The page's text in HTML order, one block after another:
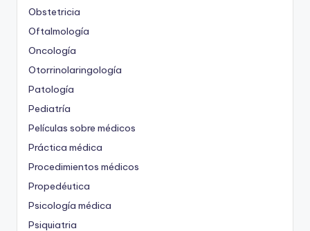
Obstetricia
Oftalmología
Oncología
Otorrinolaringología
Patología
Pediatría
Películas sobre médicos
Práctica médica
Procedimientos médicos
Propedéutica
Psicología médica
Psiquiatria